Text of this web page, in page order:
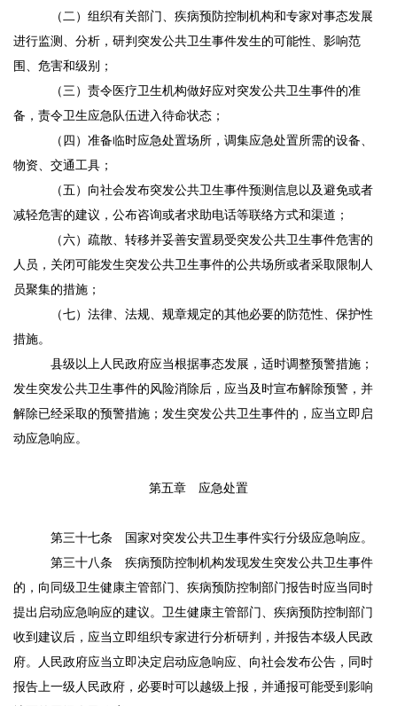
（二）组织有关部门、疾病预防控制机构和专家对事态发展
进行监测、分析，研判突发公共卫生事件发生的可能性、影响范
围、危害和级别；
（三）责令医疗卫生机构做好应对突发公共卫生事件的准
备，责令卫生应急队伍进入待命状态；
（四）准备临时应急处置场所，调集应急处置所需的设备、
物资、交通工具；
（五）向社会发布突发公共卫生事件预测信息以及避免或者
减轻危害的建议，公布咨询或者求助电话等联络方式和渠道；
（六）疏散、转移并妥善安置易受突发公共卫生事件危害的
人员，关闭可能发生突发公共卫生事件的公共场所或者采取限制人
员聚集的措施；
（七）法律、法规、规章规定的其他必要的防范性、保护性
措施。
县级以上人民政府应当根据事态发展，适时调整预警措施；
发生突发公共卫生事件的风险消除后，应当及时宣布解除预警，并
解除已经采取的预警措施；发生突发公共卫生事件的，应当立即启
动应急响应。
第五章 应急处置
第三十七条 国家对突发公共卫生事件实行分级应急响应。
第三十八条 疾病预防控制机构发现发生突发公共卫生事件
的，向同级卫生健康主管部门、疾病预防控制部门报告时应当同时
提出启动应急响应的建议。卫生健康主管部门、疾病预防控制部门
收到建议后，应当立即组织专家进行分析研判，并报告本级人民政
府。人民政府应当立即决定启动应急响应、向社会发布公告，同时
报告上一级人民政府，必要时可以越级上报，并通报可能受到影响